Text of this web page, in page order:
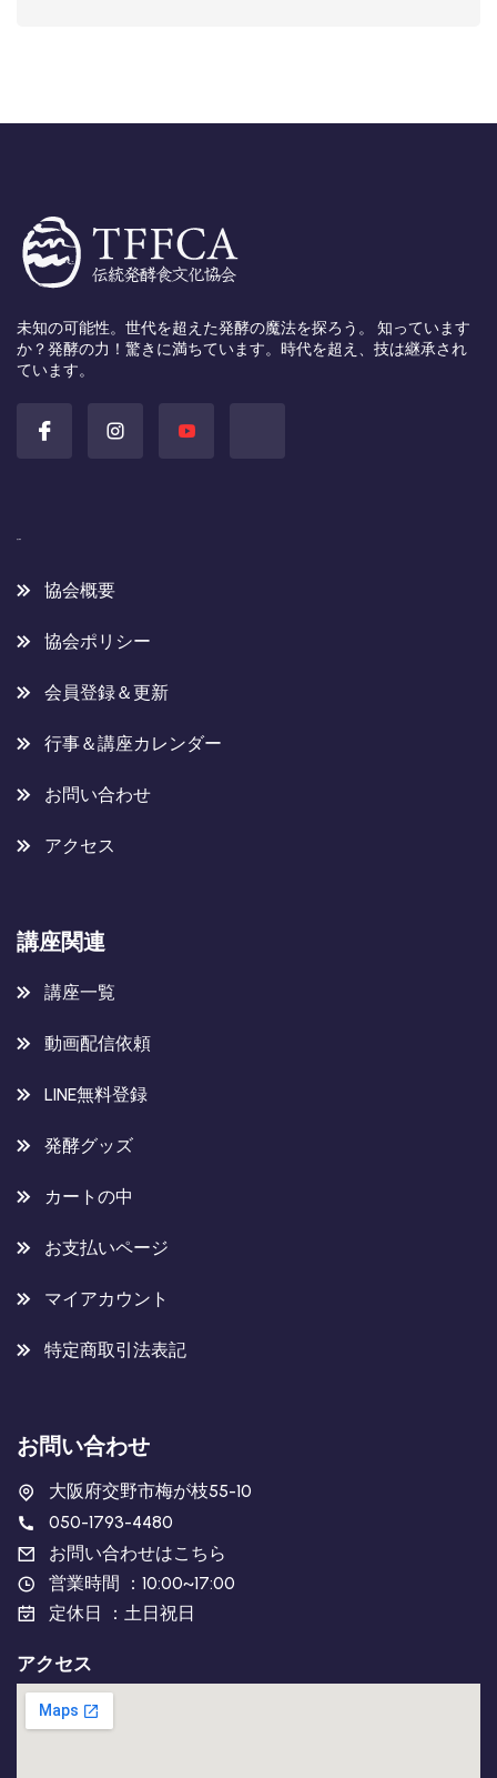
未知の可能性。世代を超えた発酵の魔法を探ろう。 知っています
か？発酵の力！驚きに満ちています。時代を超え、技は継承され
ています。
協会概要
協会ポリシー
会員登録＆更新
行事＆講座カレンダー
お問い合わせ
アクセス
講座関連
講座一覧
動画配信依頼
LINE無料登録
発酵グッズ
カートの中
お支払いページ
マイアカウント
特定商取引法表記
お問い合わせ
大阪府交野市梅が枝55-10
050-1793-4480
お問い合わせはこちら
営業時間 ：10:00~17:00
定休日 ：土日祝日
アクセス